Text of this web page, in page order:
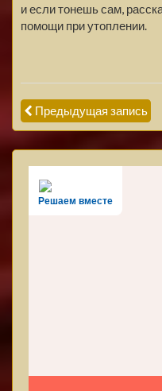
и если тонешь сам,
помощи при утоплении.
Предыдущая запись
Решаем вместе